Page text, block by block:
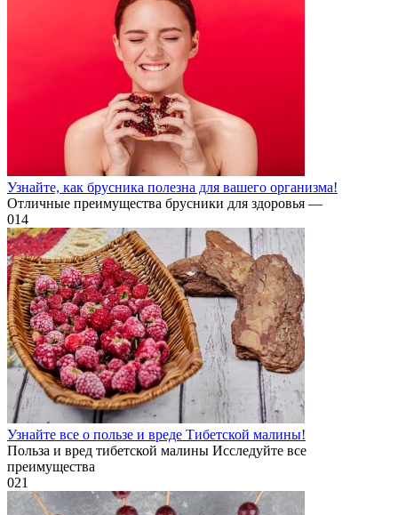
Узнайте, как брусника полезна для вашего организма!
Отличные преимущества брусники для здоровья —
014
Узнайте все о пользе и вреде Тибетской малины!
Польза и вред тибетской малины Исследуйте все
преимущества
021